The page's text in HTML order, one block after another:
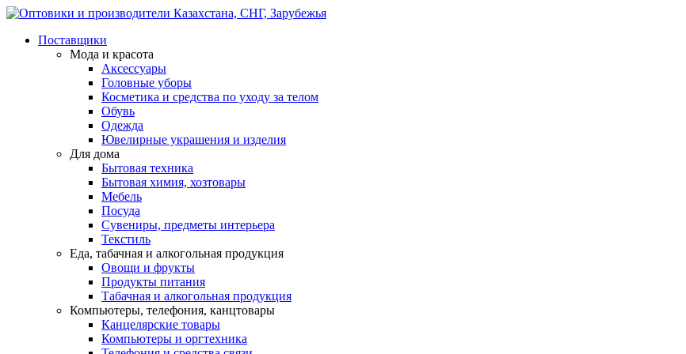
Поставщики
Мода и красота
Аксессуары
Головные уборы
Косметика и средства по уходу за телом
Обувь
Одежда
Ювелирные украшения и изделия
Для дома
Бытовая техника
Бытовая химия, хозтовары
Мебель
Посуда
Сувениры, предметы интерьера
Текстиль
Еда, табачная и алкогольная продукция
Овощи и фрукты
Продукты питания
Табачная и алкогольная продукция
Компьютеры, телефония, канцтовары
Канцелярские товары
Компьютеры и оргтехника